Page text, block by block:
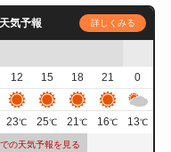
気予報 詳しくみる
12 15 18 21
0
23℃ 25℃ 21℃ 16℃ 13℃
の天気予報を見る